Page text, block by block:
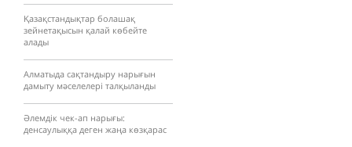
Қазақстандықтар болашақ
зейнетақысын қалай көбейте
алады
Алматыда сақтандыру нарығын
дамыту мәселелері талқыланды
Әлемдік чек-ап нарығы:
денсаулыққа деген жаңа көзқарас